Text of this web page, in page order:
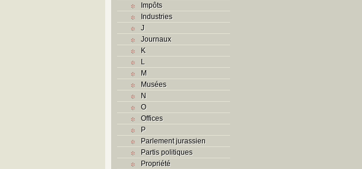
Impôts
Industries
J
Journaux
K
L
M
Musées
N
O
Offices
P
Parlement jurassien
Partis politiques
Propriété